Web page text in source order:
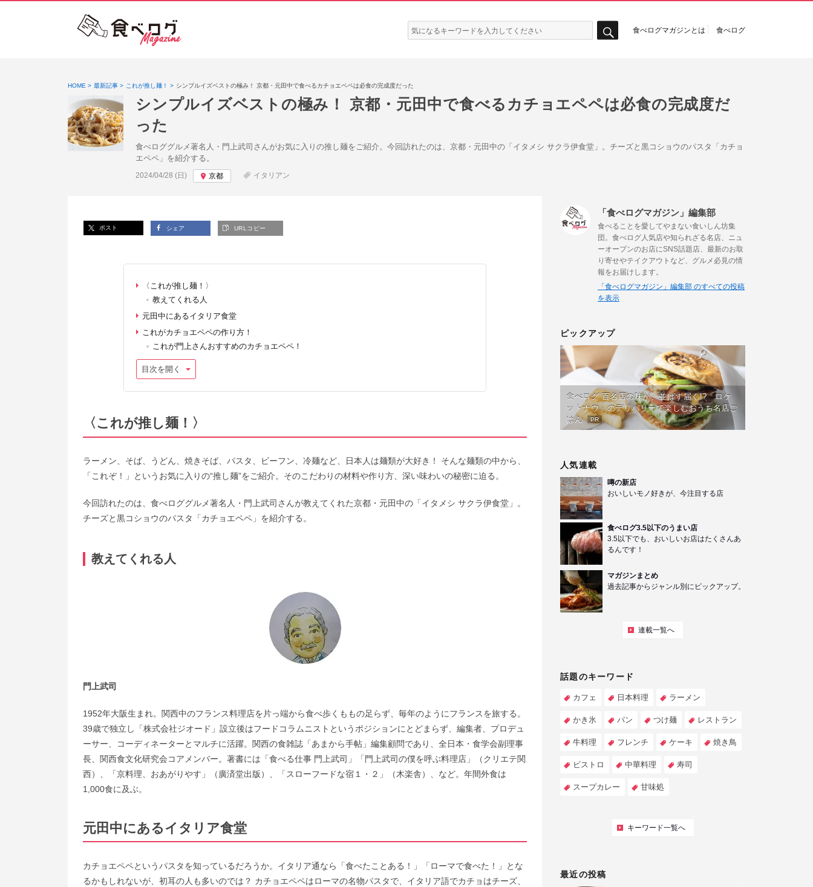
検
索:
食べログマガジンとは 食べログ
HOME 最新記事 これが推し麺！ シンプルイズベストの極み！ 京都・元田中で食べるカチョエペペは必食の完成度だった
シンプルイズベストの極み！ 京都・元田中で食べるカチョエペペは必食の完成度だ
った
食べロググルメ著名人・門上武司さんがお気に入りの推し麺をご紹介。今回訪れたのは、京都・元田中の「イタメシ サクラ伊食堂」。チーズと黒コショウのパスタ「カチョ
エペペ」を紹介する。
投稿日:
2024/04/28 (日) 京都 イタリアン
ポスト シェア URLコピー
〈これが推し麺！〉
教えてくれる人
元田中にあるイタリア食堂
これがカチョエペペの作り方！
これが門上さんおすすめのカチョエペペ！
目次を開く
〈これが推し麺！〉
ラーメン、そば、うどん、焼きそば、パスタ、ビーフン、冷麺など、日本人は麺類が大好き！ そんな麺類の中から、
「これぞ！」というお気に入りの“推し麺”をご紹介。そのこだわりの材料や作り方、深い味わいの秘密に迫る。
今回訪れたのは、食べロググルメ著名人・門上武司さんが教えてくれた京都・元田中の「イタメシ サクラ伊食堂」。
チーズと黒コショウのパスタ「カチョエペペ」を紹介する。
教えてくれる人
門上武司
1952年大阪生まれ。関西中のフランス料理店を片っ端から食べ歩くももの足らず、毎年のようにフランスを旅する。
39歳で独立し「株式会社ジオード」設立後はフードコラムニストというポジションにとどまらず、編集者、プロデュ
ーサー、コーディネーターとマルチに活躍。関西の食雑誌「あまから手帖」編集顧問であり、全日本・食学会副理事
長、関西食文化研究会コアメンバー。著書には「食べる仕事 門上武司」「門上武司の僕を呼ぶ料理店」（クリエテ関
西）、「京料理、おあがりやす」（廣済堂出版）、「スローフードな宿１・２」（木楽舎）、など。年間外食は
1,000食に及ぶ。
元田中にあるイタリア食堂
カチョエペペというパスタを知っているだろうか。イタリア通なら「食べたことある！」「ローマで食べた！」とな
るかもしれないが、初耳の人も多いのでは？ カチョエペペはローマの名物パスタで、イタリア語でカチョはチーズ、
「食べログマガジン」編集部
食べることを愛してやまない食いしん坊集
団。食べログ人気店や知られざる名店、ニュ
ーオープンのお店にSNS話題店、最新のお取
り寄せやテイクアウトなど、グルメ必見の情
報をお届けします。
「食べログマガジン」編集部 のすべての投稿
を表示
ピックアップ
食べログ 百名店の味が、並ばず届く!?「ロケ
ットナウ」のデリバリーで楽しむおうち名店ご
はん
PR
人気連載
噂の新店
おいしいモノ好きが、今注目する店
食べログ3.5以下のうまい店
3.5以下でも、おいしいお店はたくさんあ
るんです！
マガジンまとめ
過去記事からジャンル別にピックアップ。
連載一覧へ
話題のキーワード
カフェ 日本料理 ラーメン
かき氷 パン つけ麺 レストラン
牛料理 フレンチ ケーキ 焼き鳥
ビストロ 中華料理 寿司
スープカレー 甘味処
キーワード一覧へ
最近の投稿